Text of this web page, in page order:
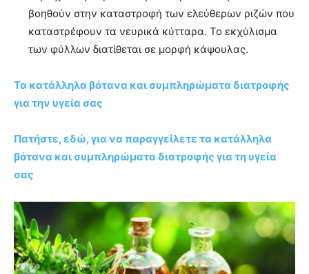
βοηθούν στην καταστροφή των ελεύθερων ριζών που
καταστρέφουν τα νευρικά κύτταρα. Το εκχύλισμα
των φύλλων διατίθεται σε μορφή κάψουλας.
Τα κατάλληλα βότανα και συμπληρώματα διατροφής
για την υγεία σας
Πατήστε, εδώ, για να παραγγείλετε τα κατάλληλα
βότανα και συμπληρώματα διατροφής για τη υγεία
σας